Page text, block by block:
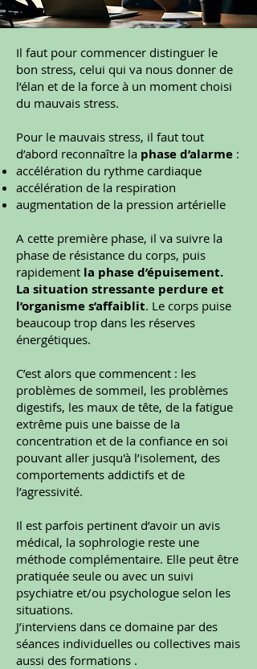
Il faut pour commencer distinguer le
bon stress, celui qui va nous donner de
l’élan et de la force à un moment choisi
du mauvais stress.
Pour le mauvais stress, il faut tout
d’abord reconnaître la phase d’alarme :
accélération du rythme cardiaque
accélération de la respiration
augmentation de la pression artérielle
A cette première phase, il va suivre la
phase de résistance du corps, puis
rapidement la phase d’épuisement.
La situation stressante perdure et
l’organisme s’affaiblit. Le corps puise
beaucoup trop dans les réserves
énergétiques.
C’est alors que commencent : les
problèmes de sommeil, les problèmes
digestifs, les maux de tête, de la fatigue
extrême puis une baisse de la
concentration et de la confiance en soi
pouvant aller jusqu'à l’isolement, des
comportements addictifs et de
l’agressivité.
Il est parfois pertinent d’avoir un avis
médical, la sophrologie reste une
méthode complémentaire. Elle peut être
pratiquée seule ou avec un suivi
psychiatre et/ou psychologue selon les
situations.
J’interviens dans ce domaine par des
séances individuelles ou collectives mais
aussi des formations .